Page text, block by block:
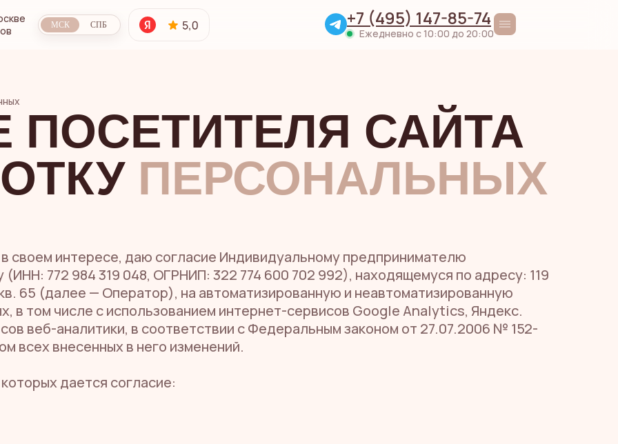
+7 (495) 147-85-74
Ежедневно с 10:00 до 20:00
ПОСЕТИТЕЛЯ САЙТА
ПЕРСОНАЛЬНЫХ
своем интересе, даю согласие Индивидуальному предпринимателю
772 984 319 048, ОГРНИП: 322 774 600 702 992), находящемуся по адресу: 119
65 (далее — Оператор), на автоматизированную и неавтоматизированную
в том числе с использованием интернет-сервисов Google Analytics, Яндекс.
веб-аналитики, в соответствии с Федеральным законом от 27.07.2006 № 152-
всех внесенных в него изменений.
дается согласие:
МСК СПБ